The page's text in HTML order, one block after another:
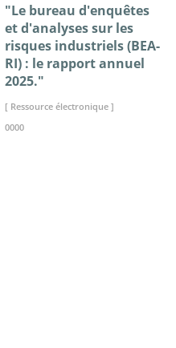
"Le bureau d'enquêtes
et d'analyses sur les
risques industriels (BEA-
RI) : le rapport annuel
2025."
[ Ressource électronique ]
0000